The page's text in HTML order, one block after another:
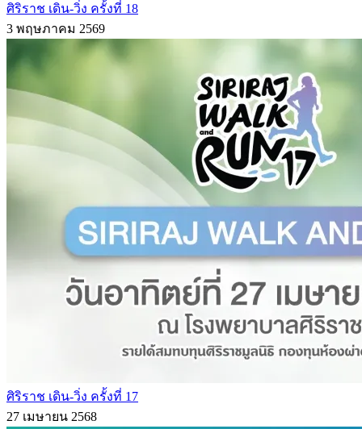
ศิริราช เดิน-วิ่ง ครั้งที่ 18
3 พฤษภาคม 2569
ศิริราช เดิน-วิ่ง ครั้งที่ 17
27 เมษายน 2568